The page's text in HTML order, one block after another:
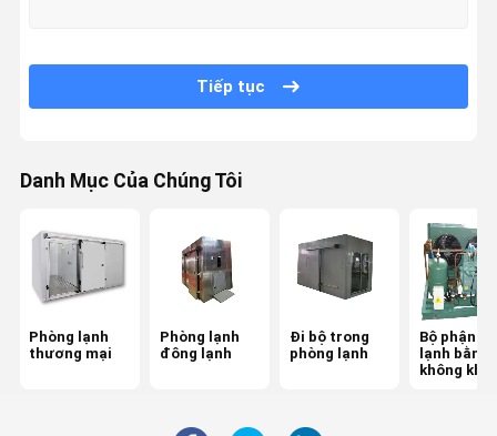
Tiếp tục
Danh Mục Của Chúng Tôi
Phòng lạnh
thương mại
Phòng lạnh
đông lạnh
Đi bộ trong
phòng lạnh
Bộ phận
lạnh bằng
không khí